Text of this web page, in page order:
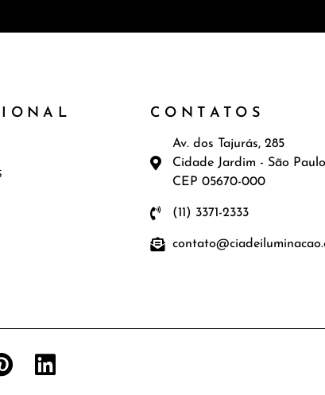
CONTATOS
Av. dos Tajurás, 285
Cidade Jardim - São
CEP 05670-000
(11) 3371-2333